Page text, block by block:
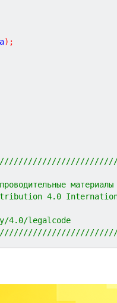
) ;
материалы
4.0
4.0/legalcode